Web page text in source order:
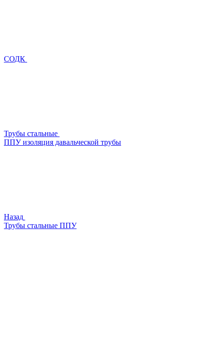
СОДК
Трубы стальные
ППУ изоляция давальческой трубы
Назад
Трубы стальные ППУ